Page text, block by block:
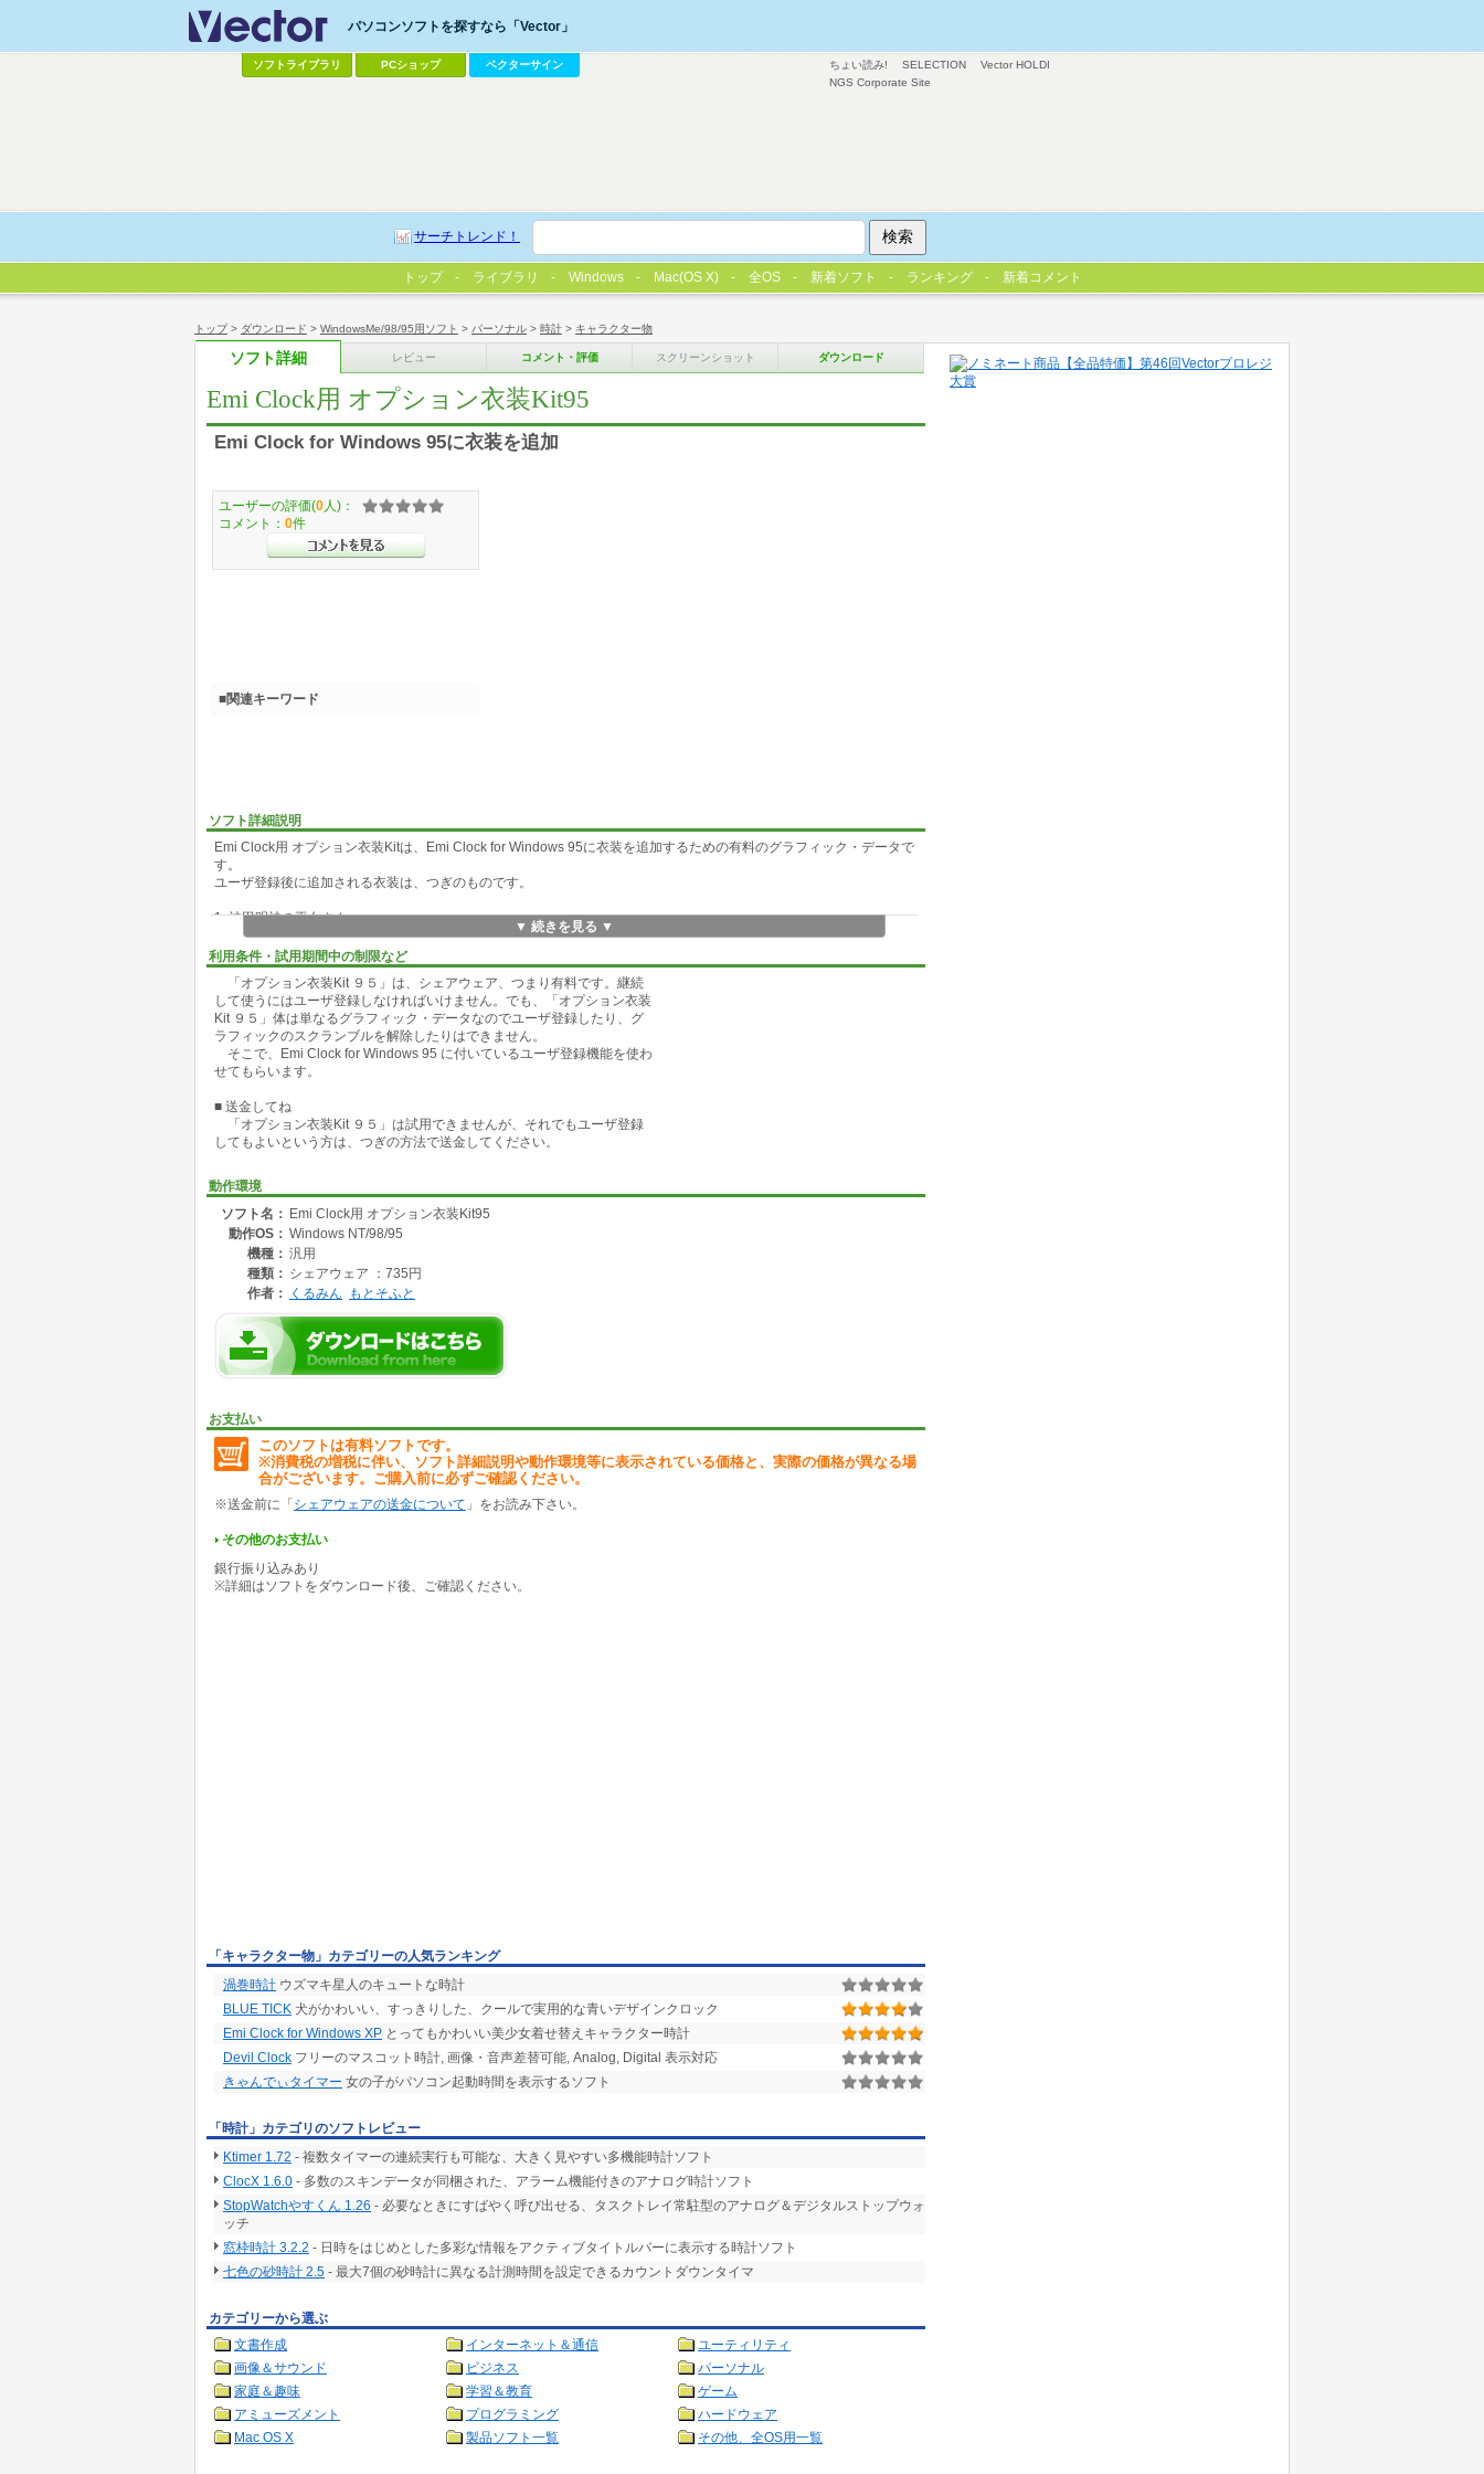
トップ> ダウンロード > WindowsMe/98/95用ソフト > パーソナル > 時計 > キャラクター物
ソフト詳細 レビュー コメント・評価 スクリーンショット ダウンロード
Emi Clock用 オプション衣装Kit95
Emi Clock for Windows 95に衣装を追加
ソフト詳細説明
Emi Clock用 オプション衣装Kitは、Emi Clock for Windows 95に衣装を追加するための有料のグラフィック・データで
す。
ユーザ登録後に追加される衣装は、つぎのものです。
1. 神田明神の巫女さん
悪霊退散！ お札を貼っちゃう巫女さん。はらり。
2. 新世紀 エミゲリオン
ガ○ナッ○スの新アニメのパイロット風衣装。
3. ときめき エミちゃん
学園シミュレーションゲーム風セーラー服。
4. ファイアー！ エミーヌ
う○エネルギー全開でがんばっちゃう。
5. 一条家のメイド
同情するならSIMMをくれ！のお屋敷のメイドさん。
月曜深夜の某局の天気予想のおねーさん風。
7. 特殊部隊コマンダー
迷彩服とカナリア、じゃなくて怒りの機関銃。
竜騎士ゆかりのストロベリーなんちゃらの王女さま。
9. お嬢様伝説 EMI
お気楽極楽超お嬢様が、銀河を駆けめぐる。
10. 不思議の国のエミ
ある日突然不思議な国で、まあえっち。
11. えみみっくす
とある学園の制服で、りみっくすしちゃう。
サルもハマる格闘ゲーのおねーさん風。双子じゃないよ。
13. ハイパー闘神エミ
うっきゃー！ 負けないモン！ 白エミ vs 黒エミだよ！
14. 横須賀ライダー
15. HENなエミちゃん
あずみちゃんとレズってるの。
16. テニスウェアですの
わたし、とろいですけど、テニスだけは、できますの。
17. プリティー・エミー
小4のえみちゃんが変身しちゃう。ピクシー・エミーもあるよ。
あたし、ほんとはどろぼーなの。神様、ごめんなさい。制服つき。
わるいやつらは、わたしたちがやっつけちゃうわよ。
20. 魔法使いエミシア
▼ 続きを見る ▼
利用条件・試用期間中の制限など
「オプション衣装Kit ９５」は、シェアウェア、つまり有料です。継続
して使うにはユーザ登録しなければいけません。でも、「オプション衣装
Kit ９５」体は単なるグラフィック・データなのでユーザ登録したり、グ
ラフィックのスクランブルを解除したりはできません。
そこで、Emi Clock for Windows 95 に付いているユーザ登録機能を使わ
せてもらいます。
■ 送金してね
「オプション衣装Kit ９５」は試用できませんが、それでもユーザ登録
してもよいという方は、つぎの方法で送金してください。
動作環境
ソフト名： Emi Clock用 オプション衣装Kit95
動作OS： Windows NT/98/95
機種： 汎用
種類： シェアウェア ：735円
作者：
くるみん もとそふと
お支払い
このソフトは有料ソフトです。
※消費税の増税に伴い、ソフト詳細説明や動作環境等に表示されている価格と、実際の価格が異なる場
合がございます。ご購入前に必ずご確認ください。
※送金前に「 シェアウェアの送金について 」をお読み下さい。
その他のお支払い
銀行振り込みあり
※詳細はソフトをダウンロード後、ご確認ください。
ユーザーの評価(0 人)：
コメント： 0件
■関連キーワード
「キャラクター物」カテゴリーの人気ランキング
渦巻時計 ウズマキ星人のキュートな時計
BLUE TICK 犬がかわいい、すっきりした、クールで実用的な青いデザインクロック
Emi Clock for Windows XP とってもかわいい美少女着せ替えキャラクター時計
Devil Clock フリーのマスコット時計, 画像・音声差替可能, Analog, Digital 表示対応
きゃんでぃタイマー 女の子がパソコン起動時間を表示するソフト
「時計」カテゴリのソフトレビュー
Ktimer 1.72 - 複数タイマーの連続実行も可能な、大きく見やすい多機能時計ソフト
ClocX 1.6.0 - 多数のスキンデータが同梱された、アラーム機能付きのアナログ時計ソフト
StopWatchやすくん 1.26 - 必要なときにすばやく呼び出せる、タスクトレイ常駐型のアナログ＆デジタルストップウォ
ッチ
窓枠時計 3.2.2 - 日時をはじめとした多彩な情報をアクティブタイトルバーに表示する時計ソフト
七色の砂時計 2.5 - 最大7個の砂時計に異なる計測時間を設定できるカウントダウンタイマ
カテゴリーから選ぶ
文書作成
インターネット＆通信
ユーティリティ
画像＆サウンド
ビジネス
パーソナル
家庭＆趣味
学習＆教育
ゲーム
アミューズメント
プログラミング
ハードウェア
Mac OS X
製品ソフト一覧 その他、全OS用一覧
ちょい読み! SELECTION
Vector HOLDI
NGS Corporate Site
パソコンソフトを探すなら「Vector」
ソフトライブラリ PCショップ ベクターサイン
サーチトレンド！
トップ ライブラリ Windows Mac(OS X) 全OS 新着ソフト ランキング 新着コメント